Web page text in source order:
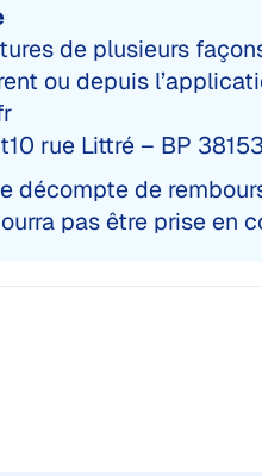
de plusieurs
ou depuis
rue Littré – BP
décompte de
pas être prise en